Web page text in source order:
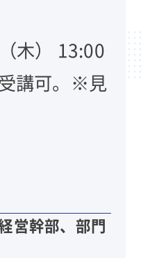
木） 13:00
講可。※見
営幹部、部門